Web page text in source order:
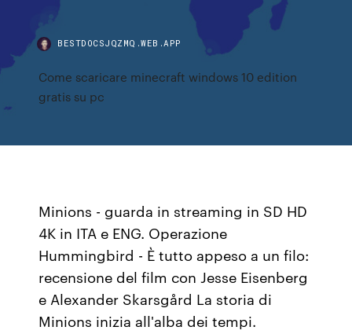
BESTDOCSJQZMQ.WEB.APP
Come scaricare minecraft windows 10 edition
gratis su pc
Minions - guarda in streaming in SD HD
4K in ITA e ENG. Operazione
Hummingbird - È tutto appeso a un filo:
recensione del film con Jesse Eisenberg
e Alexander Skarsgård La storia di
Minions inizia all'alba dei tempi.